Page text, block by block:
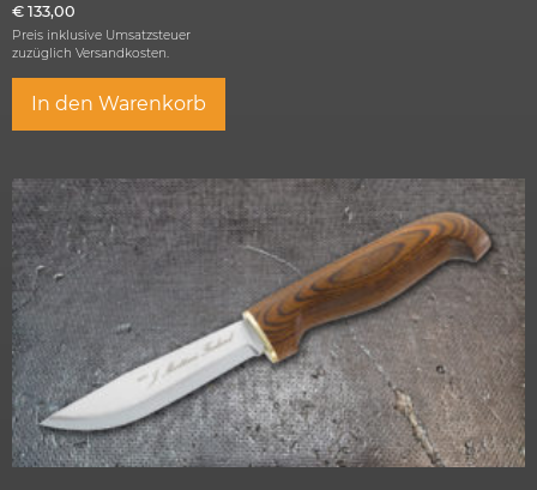
€ 133,00
Preis inklusive Umsatzsteuer
zuzüglich Versandkosten.
In den Warenkorb